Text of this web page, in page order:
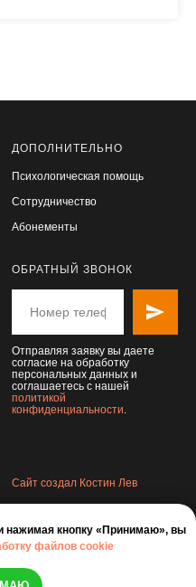
ДОПОЛНИТЕЛЬНО
Психологическая помощь
Сотрудничество
Абонементы
ОБРАТНЫЙ ЗВОНОК
Отправляя заявку вы даете
согласие на обработку
персональных данных и
соглашаетесь с нашей
политикой
конфиденциальности.
Сайт создал Костин Лев
нажимая кнопку «Принимаю», вы
файлов cookie